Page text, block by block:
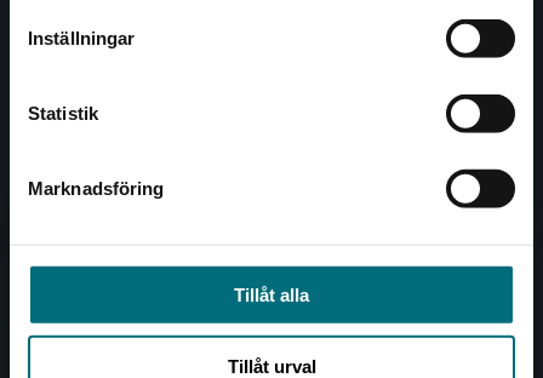
Inställningar
Statistik
Marknadsföring
Tillåt alla
Tillåt urval
Kontakta kundservice
Köpvillkor
Allmänna länkar